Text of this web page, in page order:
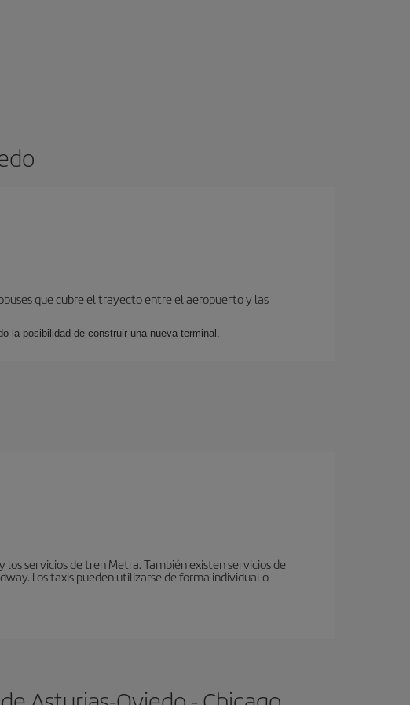
que cubre el trayecto entre el aeropuerto y las
la posibilidad de construir una nueva terminal.
servicios de tren Metra. También existen servicios de
Los taxis pueden utilizarse de forma individual o